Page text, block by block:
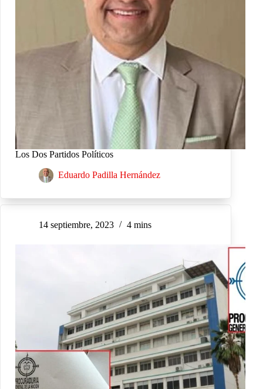
Los Dos Partidos Políticos
Eduardo Padilla Hernández
14 septiembre, 2023 4 mins